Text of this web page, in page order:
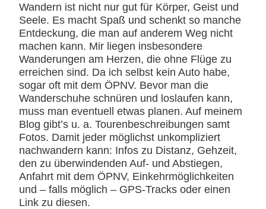
Wandern ist nicht nur gut für Körper, Geist und
Seele. Es macht Spaß und schenkt so manche
Entdeckung, die man auf anderem Weg nicht
machen kann. Mir liegen insbesondere
Wanderungen am Herzen, die ohne Flüge zu
erreichen sind. Da ich selbst kein Auto habe,
sogar oft mit dem ÖPNV. Bevor man die
Wanderschuhe schnüren und loslaufen kann,
muss man eventuell etwas planen. Auf meinem
Blog gibt’s u. a. Tourenbeschreibungen samt
Fotos. Damit jeder möglichst unkompliziert
nachwandern kann: Infos zu Distanz, Gehzeit,
den zu überwindenden Auf- und Abstiegen,
Anfahrt mit dem ÖPNV, Einkehrmöglichkeiten
und – falls möglich – GPS-Tracks oder einen
Link zu diesen.